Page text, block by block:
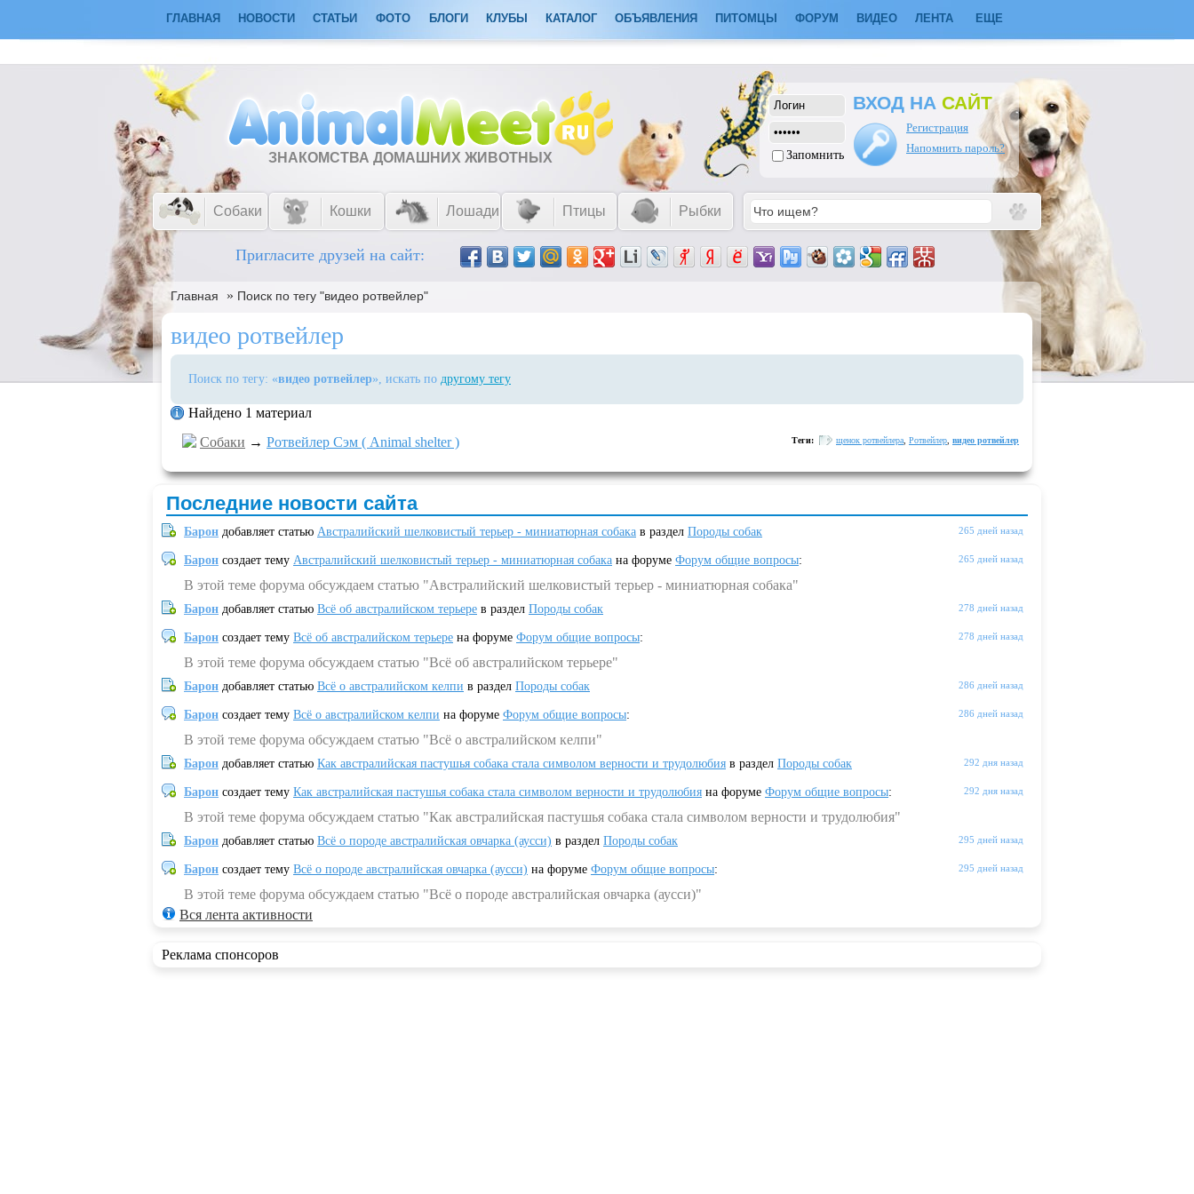
ГЛАВНАЯ НОВОСТИ СТАТЬИ ФОТО БЛОГИ КЛУБЫ КАТАЛОГ ОБЪЯВЛЕНИЯ ПИТОМЦЫ ФОРУМ ВИДЕО ЛЕНТА ЕЩЕ
ЗНАКОМСТВА ДОМАШНИХ ЖИВОТНЫХ Запомнить
ВХОД НА САЙТ
Регистрация
Напомнить пароль?
Собаки Кошки Лошади Птицы Рыбки
Пригласите друзей на сайт:
Главная » Поиск по тегу "видео ротвейлер"
видео ротвейлер
Поиск по тегу: «видео ротвейлер», искать по другому тегу
Найдено 1 материал
Собаки → Ротвейлер Сэм ( Animal shelter ) Теги: щенок ротвейлера Ротвейлер видео ротвейлер
Последние новости сайта
265 дней назад
Барон добавляет статью Австралийский шелковистый терьер - миниатюрная собака в раздел Породы собак
265 дней назад
Барон создает тему Австралийский шелковистый терьер - миниатюрная собака на форуме Форум общие вопросы:
В этой теме форума обсуждаем статью "Австралийский шелковистый терьер - миниатюрная собака"
278 дней назад
Барон добавляет статью Всё об австралийском терьере в раздел Породы собак
278 дней назад
Барон создает тему Всё об австралийском терьере на форуме Форум общие вопросы:
В этой теме форума обсуждаем статью "Всё об австралийском терьере"
286 дней назад
Барон добавляет статью Всё о австралийском келпи в раздел Породы собак
286 дней назад
Барон создает тему Всё о австралийском келпи на форуме Форум общие вопросы:
В этой теме форума обсуждаем статью "Всё о австралийском келпи"
292 дня назад
Барон добавляет статью Как австралийская пастушья собака стала символом верности и трудолюбия в раздел Породы собак
292 дня назад
Барон создает тему Как австралийская пастушья собака стала символом верности и трудолюбия на форуме Форум общие вопросы:
В этой теме форума обсуждаем статью "Как австралийская пастушья собака стала символом верности и трудолюбия"
295 дней назад
Барон добавляет статью Всё о породе австралийская овчарка (аусси) в раздел Породы собак
295 дней назад
Барон создает тему Всё о породе австралийская овчарка (аусси) на форуме Форум общие вопросы:
В этой теме форума обсуждаем статью "Всё о породе австралийская овчарка (аусси)"
Вся лента активности
Реклама спонсоров